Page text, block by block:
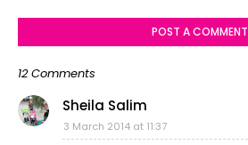
POST A COMMENT
12 Comments
Sheila Salim
3 March 2014 at 11:37